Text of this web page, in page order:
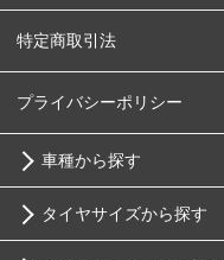
特定商取引法
プライバシーポリシー
車種から探す
トヨタ
タイヤサイズから探す